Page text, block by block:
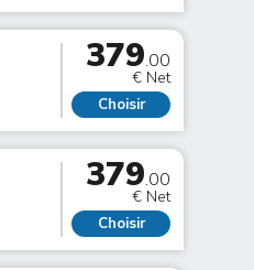
379.00
€ Net
Choisir
379.00
€ Net
Choisir